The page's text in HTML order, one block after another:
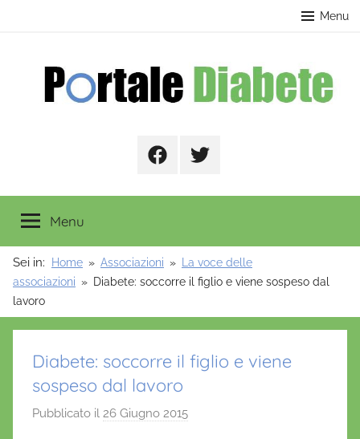
Menu
FacebookTwitter
Menu
Sei in: Home Associazioni
La voce delle
associazioni
Diabete: soccorre il figlio e viene sospeso dal
lavoro
Diabete: soccorre il figlio e viene
sospeso dal lavoro
Pubblicato il 26 Giugno 2015